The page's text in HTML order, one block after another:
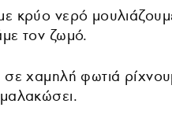
κρύο νερό
τον ζωμό.
σε χαμηλή φωτιά